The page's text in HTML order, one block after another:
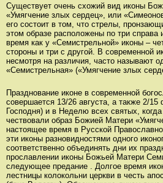
Существует очень схожий вид иконы
«Умягчение злых сердец», или
его состоит в том, что стрелы,
этом образе расположены по три справа
время как у «Семистрельной» иконы –
стороны и три с другой. В современной
несмотря на различия, часто называют
«Семистрельная» («Умягчение злых
Празднование иконе в современной
совершается 13/26 августа, а также 2/
Господня) и в Неделю всех святых,
чествовали образ Божией Матери
настоящее время в Русской
эти иконы разновидностями одного
соответственно объединять дни их
прославлении иконы Божьей Матери
следующее предание . Долгое время
лестницы колокольни церкви в честь